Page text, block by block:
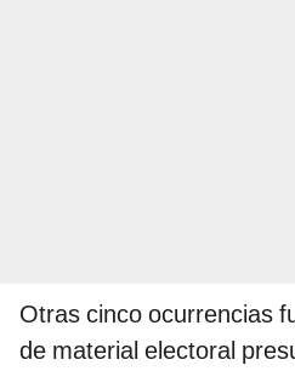
Otras cinco ocurrencias
de material electoral